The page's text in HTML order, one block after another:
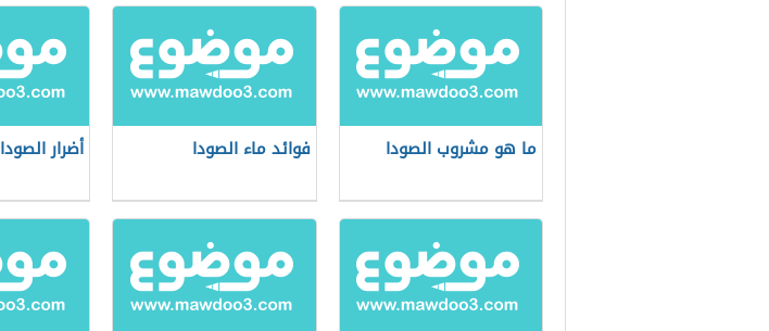
ما هو مشروب الصودا فوائد ماء الصودا أضرار الصودا